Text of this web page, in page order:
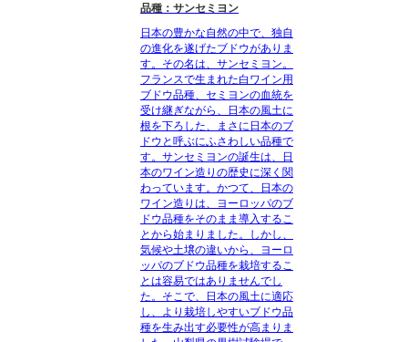
品種：サンセミヨン
日本の豊かな自然の中で、独自
の進化を遂げたブドウがありま
す。その名は、サンセミヨン。
フランスで生まれた白ワイン用
ブドウ品種、セミヨンの血統を
受け継ぎながら、日本の風土に
根を下ろした、まさに日本のブ
ドウと呼ぶにふさわしい品種で
す。サンセミヨンの誕生は、日
本のワイン造りの歴史に深く関
わっています。かつて、日本の
ワイン造りは、ヨーロッパのブ
ドウ品種をそのまま導入するこ
とから始まりました。しかし、
気候や土壌の違いから、ヨーロ
ッパのブドウ品種を栽培するこ
とは容易ではありませんでし
た。そこで、日本の風土に適応
し、より栽培しやすいブドウ品
種を生み出す必要性が高まりま